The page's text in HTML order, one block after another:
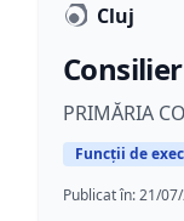
Cluj
PRIMĂRIA
Funcții de
Publicat în:21/